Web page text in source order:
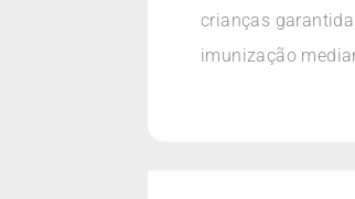
crianças
imunização